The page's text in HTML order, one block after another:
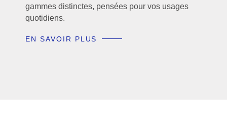
gammes distinctes, pensées pour vos usages
quotidiens.
EN SAVOIR PLUS